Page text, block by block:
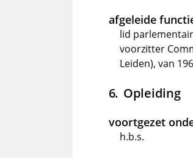
afgeleide
lid
voorzitter
Leiden), van
Opleiding
voortgezet
h.b.s.